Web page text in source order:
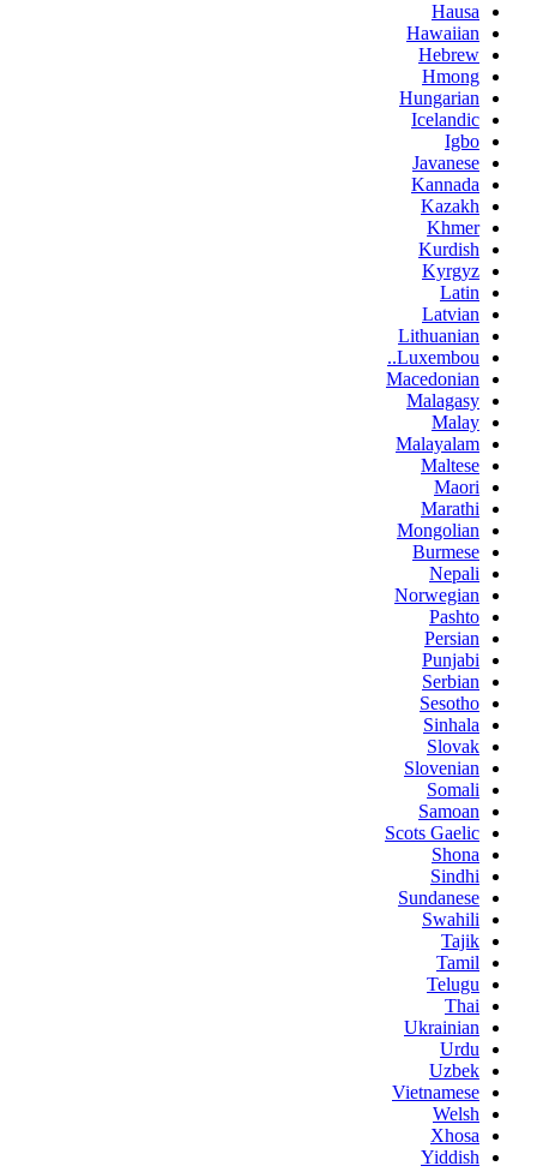
Hausa
Hawaiian
Hebrew
Hmong
Hungarian
Icelandic
Igbo
Javanese
Kannada
Kazakh
Khmer
Kurdish
Kyrgyz
Latin
Latvian
Lithuanian
Luxembou..
Macedonian
Malagasy
Malay
Malayalam
Maltese
Maori
Marathi
Mongolian
Burmese
Nepali
Norwegian
Pashto
Persian
Punjabi
Serbian
Sesotho
Sinhala
Slovak
Slovenian
Somali
Samoan
Scots Gaelic
Shona
Sindhi
Sundanese
Swahili
Tajik
Tamil
Telugu
Thai
Ukrainian
Urdu
Uzbek
Vietnamese
Welsh
Xhosa
Yiddish